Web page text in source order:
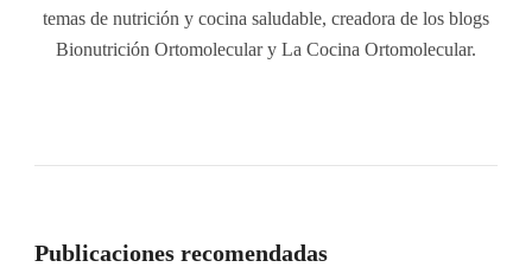
temas de nutrición y cocina saludable, creadora de los blogs
Bionutrición Ortomolecular y La Cocina Ortomolecular.
Publicaciones recomendadas